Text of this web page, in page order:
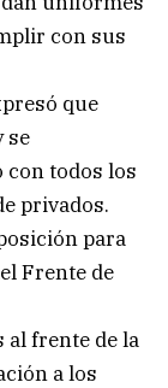
con sus
que
se
todos los
privados.
para
Frente de
al frente de la
a los